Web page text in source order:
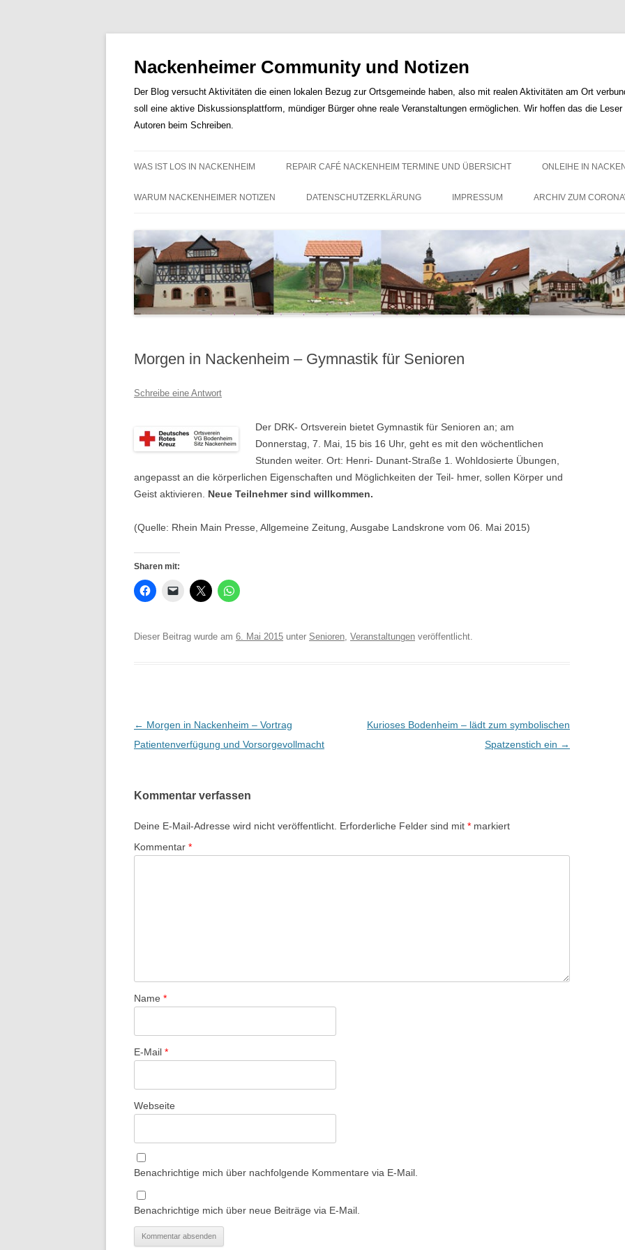
Nackenheimer Community und Notizen
Der Blog versucht Aktivitäten die einen lokalen Bezug zur Ortsgemeinde haben, also mit realen Aktivitäten am Ort
soll eine aktive Diskussionsplattform, mündiger Bürger ohne reale Veranstaltungen ermöglichen. Wir hoffen das die
Autoren beim Schreiben.
Inhalt
WAS IST LOS IN NACKENHEIM REPAIR CAFÉ NACKENHEIM TERMINE UND ÜBERSICHT ONLEIHE IN
WARUM NACKENHEIMER NOTIZEN DATENSCHUTZERKLÄRUNG IMPRESSUM ARCHIV ZUM
Morgen in Nackenheim – Gymnastik für Senioren
Schreibe eine Antwort
Der DRK- Ortsverein bietet Gymnastik für Senioren an; am
Donnerstag, 7. Mai, 15 bis 16 Uhr, geht es mit den wöchentlichen
Stunden weiter. Ort: Henri- Dunant-Straße 1. Wohldosierte Übungen,
angepasst an die körperlichen Eigenschaften und Möglichkeiten der Teil- hmer, sollen Körper und
Geist aktivieren. Neue Teilnehmer sind willkommen.
(Quelle: Rhein Main Presse, Allgemeine Zeitung, Ausgabe Landskrone vom 06. Mai 2015)
Sharen mit:
Dieser Beitrag wurde am 6. Mai 2015 unter Senioren, Veranstaltungen veröffentlicht.
Beitrags-
Navigation
← Morgen in Nackenheim – Vortrag
Patientenverfügung und Vorsorgevollmacht
Kurioses Bodenheim – lädt zum symbolischen
Spatzenstich ein →
Kommentar verfassen
Deine E-Mail-Adresse wird nicht veröffentlicht. Erforderliche Felder sind mit * markiert
Kommentar *
Name *
E-Mail *
Webseite
Benachrichtige mich über nachfolgende Kommentare via E-Mail.
Benachrichtige mich über neue Beiträge via E-Mail.